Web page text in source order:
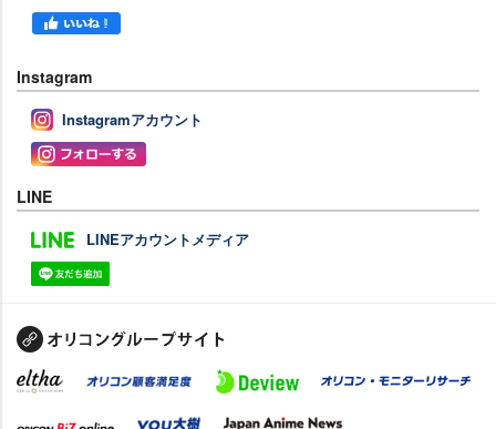
Instagram
Instagramアカウント
LINE
LINEアカウントメディア